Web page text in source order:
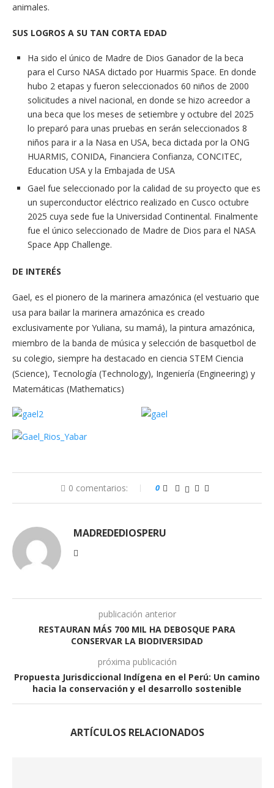
animales.
SUS LOGROS A SU TAN CORTA EDAD
Ha sido el único de Madre de Dios Ganador de la beca
para el Curso NASA dictado por Huarmis Space. En donde
hubo 2 etapas y fueron seleccionados 60 niños de 2000
solicitudes a nivel nacional, en donde se hizo acreedor a
una beca que los meses de setiembre y octubre del 2025
lo preparó para unas pruebas en serán seleccionados 8
niños para ir a la Nasa en USA, beca dictada por la ONG
HUARMIS, CONIDA, Financiera Confianza, CONCITEC,
Education USA y la Embajada de USA
Gael fue seleccionado por la calidad de su proyecto que es
un superconductor eléctrico realizado en Cusco octubre
2025 cuya sede fue la Universidad Continental. Finalmente
fue el único seleccionado de Madre de Dios para el NASA
Space App Challenge.
DE INTERÉS
Gael, es el pionero de la marinera amazónica (el vestuario que
usa para bailar la marinera amazónica es creado
exclusivamente por Yuliana, su mamá), la pintura amazónica,
miembro de la banda de música y selección de basquetbol de
su colegio, siempre ha destacado en ciencia STEM Ciencia
(Science), Tecnología (Technology), Ingeniería (Engineering) y
Matemáticas (Mathematics)
0 comentarios: 0
MADREDEDIOSPERU
publicación anterior
RESTAURAN MÁS 700 MIL HA DEBOSQUE PARA
CONSERVAR LA BIODIVERSIDAD
próxima publicación
Propuesta Jurisdiccional Indígena en el Perú: Un camino
hacia la conservación y el desarrollo sostenible
ARTÍCULOS RELACIONADOS